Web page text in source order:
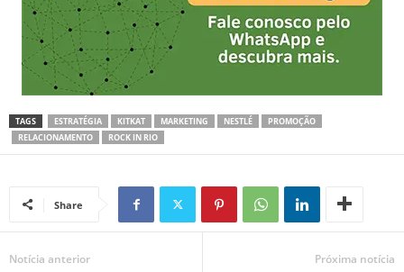
TAGS ESTRATÉGIA KITKAT MARKETING NESTLÉ
PROMOÇÃO
RELACIONAMENTO
ROCK IN RIO
Share
Notícia anterior Próxima notícia